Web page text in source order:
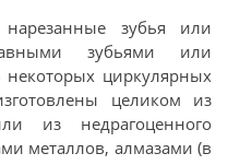
зубья или
зубьями или
некоторых циркулярных
целиком из
из недрагоценного
металлов, алмазами (в